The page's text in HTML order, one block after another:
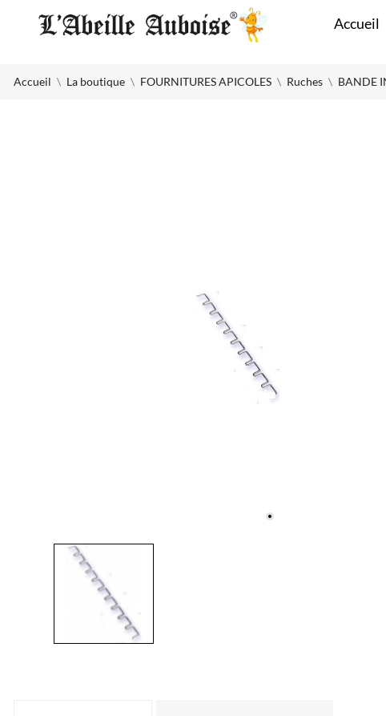
Accueil
Accueil La boutique FOURNITURES APICOLES Ruches BANDE